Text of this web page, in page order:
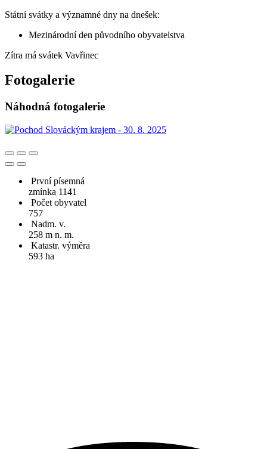
Státní svátky a významné dny na dnešek:
Mezinárodní den původního obyvatelstva
Zítra má svátek Vavřinec
Fotogalerie
Náhodná fotogalerie
První písemná
zmínka 1141
Počet obyvatel
757
Nadm. v.
258 m n. m.
Katastr. výměra
593 ha